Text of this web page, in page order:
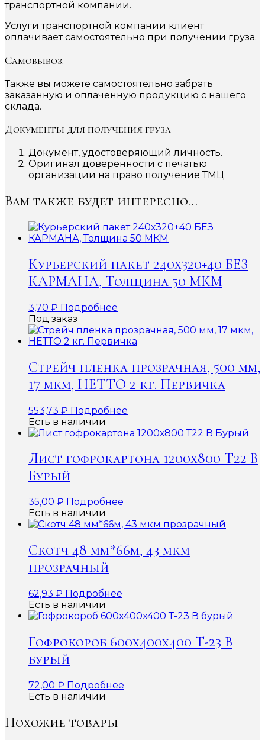
транспортной компании.
Услуги транспортной компании клиент
оплачивает самостоятельно при получении груза.
Самовывоз.
Также вы можете самостоятельно забрать
заказанную и оплаченную продукцию с нашего
склада.
Документы для получения груза
Документ, удостоверяющий личность.
Оригинал доверенности с печатью
организации на право получение ТМЦ
Вам также будет интересно…
Курьерский пакет 240х320+40 БЕЗ
КАРМАНА, Толщина 50 МКМ
3,70 ₽ Подробнее
Под заказ
Стрейч пленка прозрачная, 500 мм,
17 мкм, НЕТТО 2 кг. Первичка
553,73 ₽ Подробнее
Есть в наличии
Лист гофрокартона 1200х800 Т22 В
Бурый
35,00 ₽ Подробнее
Есть в наличии
Скотч 48 мм*66м, 43 мкм
прозрачный
62,93 ₽ Подробнее
Есть в наличии
Гофрокороб 600x400x400 Т-23 В
бурый
72,00 ₽ Подробнее
Есть в наличии
Похожие товары